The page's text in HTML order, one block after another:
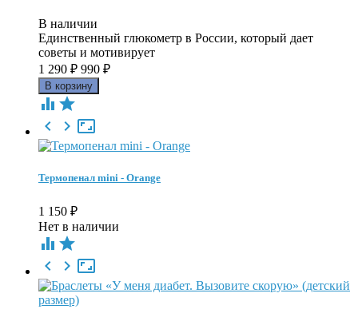
В наличии
Единственный глюкометр в России, который дает
советы и мотивирует
1 290 ₽ 990 ₽
 

 
Термопенал mini - Orange
1 150 ₽
Нет в наличии
 

 